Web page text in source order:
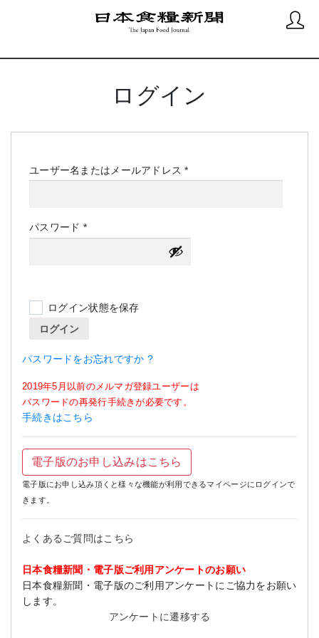
ログイン
ユーザー名またはメールアドレス*必
パスワード *必
須
ログイン状態を保存
ログイン
パスワードをお忘れですか ?
2019年5月以前のメルマガ登録ユーザーは
パスワードの再発行手続きが必要です。
手続きはこちら
電子版のお申し込みはこちら
電子版にお申し込み頂くと様々な機能が利用できるマイページにログインで
きます。
よくあるご質問はこちら
日本食糧新聞・電子版ご利用アンケートのお願い
日本食糧新聞・電子版のご利用アンケートにご協力をお願い
します。
アンケートに遷移する